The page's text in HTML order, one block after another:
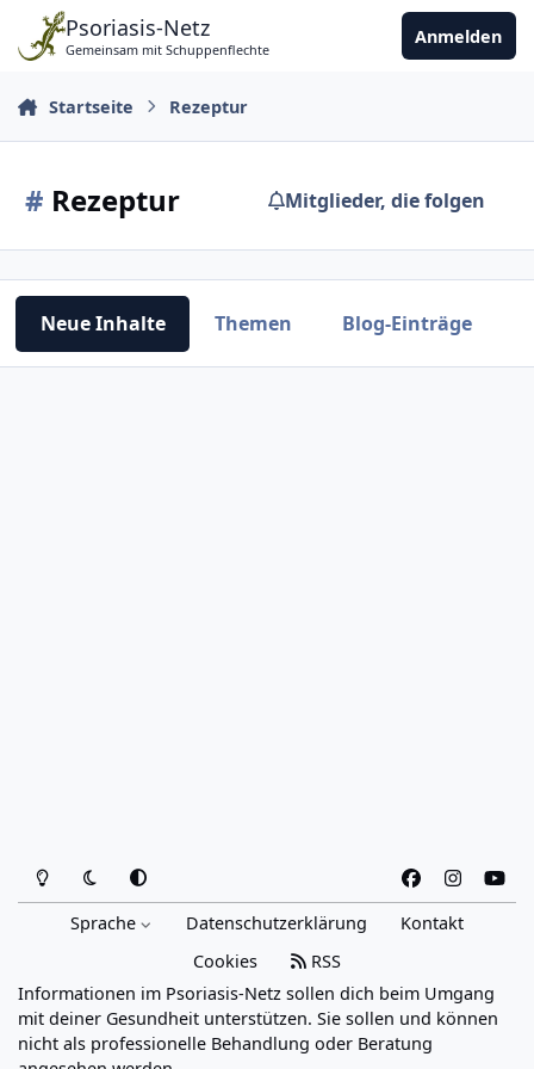
Zu Inhalt springen
Psoriasis-Netz
Gemeinsam mit Schuppenflechte
Anmelden
Startseite Rezeptur
# Rezeptur Mitglieder, die folgen
Neue Inhalte Themen Blog-Einträge
Heller ModusDunkler Modus
Systemeinstellung
a
b
o
o
n
s
a
g
o
u
b
Sprache Datenschutzerklärung
Kontakt
Cookies
RSS
Informationen im Psoriasis-Netz sollen dich beim Umgang
mit deiner Gesundheit unterstützen. Sie sollen und können
nicht als professionelle Behandlung oder Beratung